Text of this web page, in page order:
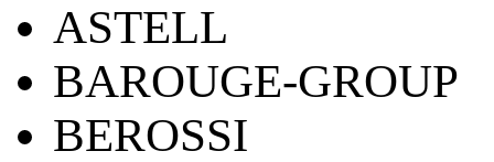
ASTELL
BAROUGE-GROUP
BEROSSI